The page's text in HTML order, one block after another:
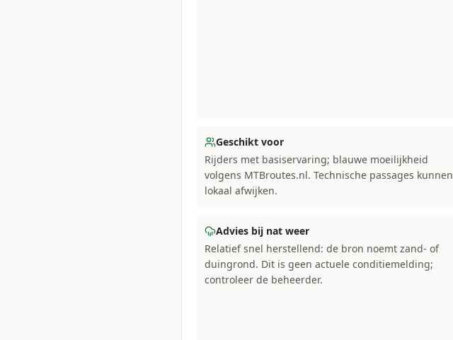
Geschikt voor
Rijders met basiservaring; blauwe moeilijkheid
volgens MTBroutes.nl. Technische passages kunnen
lokaal afwijken.
Advies bij nat weer
Relatief snel herstellend: de bron noemt zand- of
duingrond. Dit is geen actuele conditiemelding;
controleer de beheerder.